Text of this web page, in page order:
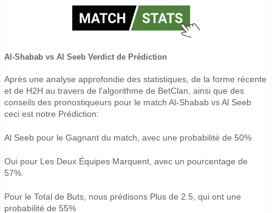
Al-Shabab vs Al Seeb Verdict de Prédiction
Après une analyse approfondie des statistiques, de la forme récente
et de H2H au travers de l'algorithme de BetClan, ainsi que des
conseils des pronostiqueurs pour le match Al-Shabab vs Al Seeb
ceci est notre Prédiction:
Al Seeb pour le Gagnant du match, avec une probabilité de 50%
Oui pour Les Deux Équipes Marquent, avec un pourcentage de
57%.
Pour le Total de Buts, nous prédisons Plus de 2.5, qui ont une
probabilité de 55%